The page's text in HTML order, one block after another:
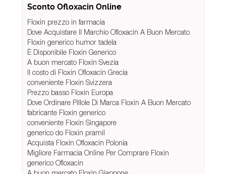
Sconto Ofloxacin Online
Floxin prezzo in farmacia
Dove Acquistare Il Marchio Ofloxacin A Buon Mercato
Floxin generico humor tadela
È Disponibile Floxin Generico
A buon mercato Floxin Svezia
Il costo di Floxin Ofloxacin Grecia
conveniente Floxin Svizzera
Prezzo basso Floxin Europa
Dove Ordinare Pillole Di Marca Floxin A Buon Mercato
fabricante Floxin generico
conveniente Floxin Singapore
generico do Floxin pramil
Acquista Floxin Ofloxacin Polonia
Migliore Farmacia Online Per Comprare Floxin
generico Ofloxacin